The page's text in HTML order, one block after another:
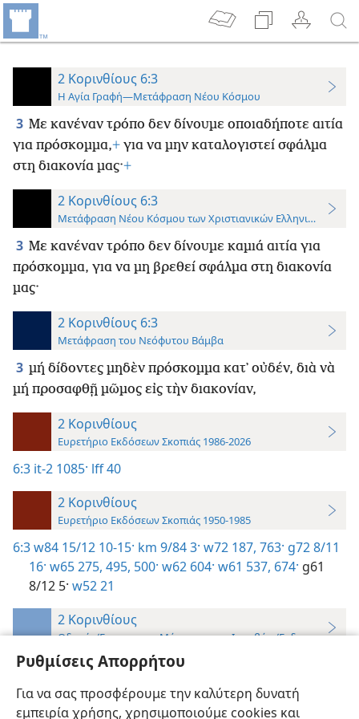
Ρυθμίσεις Απορρήτου
Για να σας προσφέρουμε την καλύτερη δυνατή
εμπειρία χρήσης, χρησιμοποιούμε cookies και
2 Κορινθίους 6:3
Η Αγία Γραφή—Μετάφραση Νέου Κόσμου
3 Με κανέναν τρόπο δεν δίνουμε οποιαδήποτε αιτία
για πρόσκομμα,+ για να μην καταλογιστεί σφάλμα
στη διακονία μας·+
2 Κορινθίους 6:3
Μετάφραση Νέου Κόσμου των Χριστιανικών Ελληνικών
3 Με κανέναν τρόπο δεν δίνουμε καμιά αιτία για
πρόσκομμα, για να μη βρεθεί σφάλμα στη διακονία
μας·
2 Κορινθίους 6:3
Μετάφραση του Νεόφυτου Βάμβα
3 μή δίδοντες μηδὲν πρόσκομμα κατ᾿ οὐδέν, διὰ νὰ
μή προσαφθῇ μῶμος εἰς τὴν διακονίαν,
2 Κορινθίους
Ευρετήριο Εκδόσεων Σκοπιάς 1986-2026
6:3 it-2 1085· lff 40
2 Κορινθίους
Ευρετήριο Εκδόσεων Σκοπιάς 1950-1985
6:3w84 15/12 10-15· km 9/84 3· w72 187, 763· g72 8/11
16· w65 275, 495, 500· w62 604· w61 537, 674· g61
8/12 5· w52 21
2 Κορινθίους
Οδηγός Έρευνας για Μάρτυρες του Ιεχωβά—Έκδοση 2019
6:3
Ευτυχισμένη Ζωή για Πάντα!—Βιβλίο,μάθημα 40